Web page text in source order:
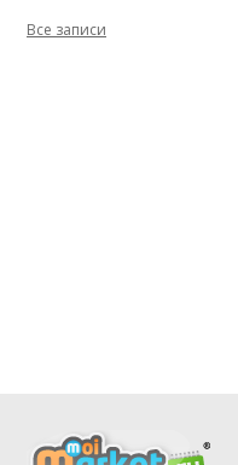
Все записи